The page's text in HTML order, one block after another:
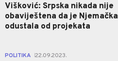
Višković: Srpska nikada nije
obaviještena da je Njemačka
odustala od projekata
POLITIKA 22.09.2023.